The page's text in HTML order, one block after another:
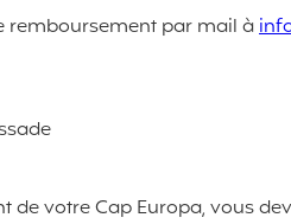
remboursement par mail à
de votre Cap Europa, vous